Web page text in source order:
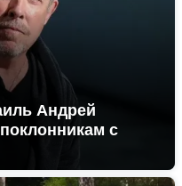
Андрей
с